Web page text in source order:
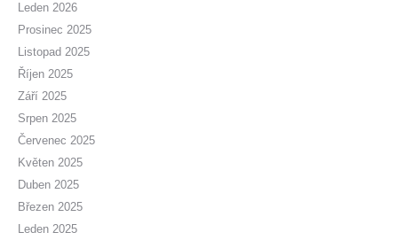
Leden 2026
Prosinec 2025
Listopad 2025
Říjen 2025
Září 2025
Srpen 2025
Červenec 2025
Květen 2025
Duben 2025
Březen 2025
Leden 2025